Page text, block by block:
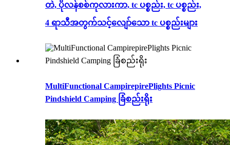
တဲ, ပိုလန်စစ်ကုလားကာ, tc ပစ္စည်း, tc ပစ္စည်း,
4 ရာသီအတွက်သင့်လျော်သော tc ပစ္စည်းများ
MultiFunctional CampirepirePlights Picnic
Pindshield Camping ခြံစည်းရိုး